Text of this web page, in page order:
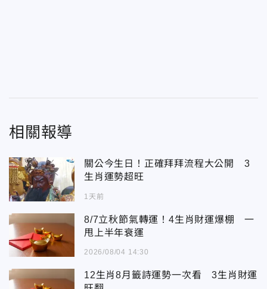
相關報導
關公今生日！正確拜拜流程大公開 3
生肖運勢超旺
1天前
8/7立秋節氣轉運！4生肖財運爆棚 一
甩上半年衰運
2026/08/04 14:30
12生肖8月籤詩運勢一次看 3生肖財運